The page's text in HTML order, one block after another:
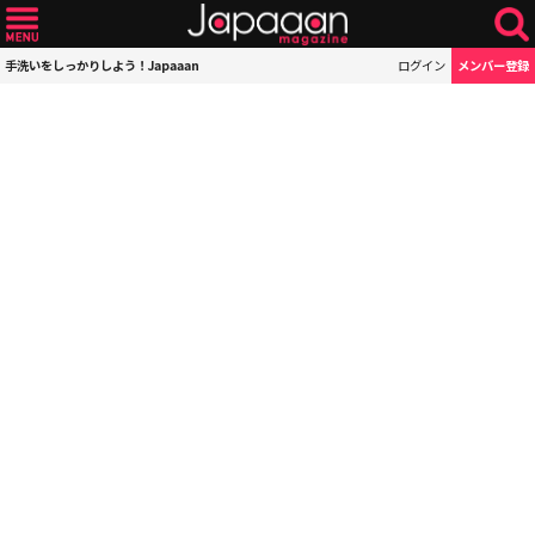
手洗いをしっかりしよう！Japaaan ログイン メンバー登録